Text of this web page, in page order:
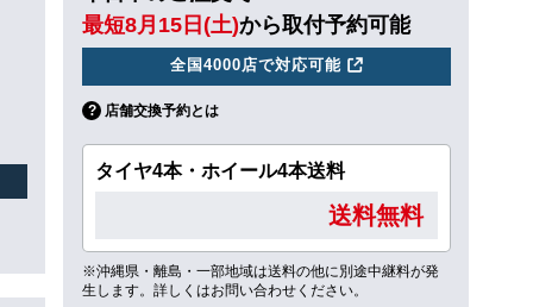
最短8月15日(土)から取付予約可能
全国4000店で対応可能
店舗交換予約とは
タイヤ4本・ホイール4本送料
送料無料
※沖縄県・離島・一部地域は送料の他に別途中継料が発
生します。詳しくはお問い合わせください。